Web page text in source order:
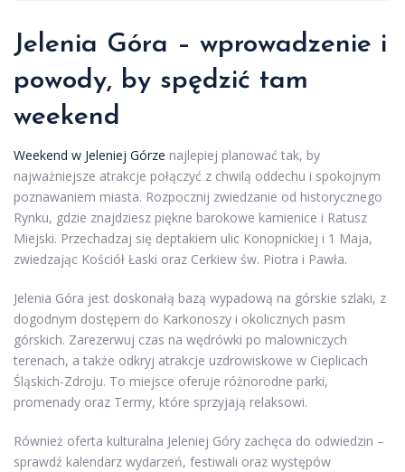
Jelenia Góra – wprowadzenie i
powody, by spędzić tam
weekend
Weekend w Jeleniej Górze najlepiej planować tak, by
najważniejsze atrakcje połączyć z chwilą oddechu i spokojnym
poznawaniem miasta. Rozpocznij zwiedzanie od historycznego
Rynku, gdzie znajdziesz piękne barokowe kamienice i Ratusz
Miejski. Przechadzaj się deptakiem ulic Konopnickiej i 1 Maja,
zwiedzając Kościół Łaski oraz Cerkiew św. Piotra i Pawła.
Jelenia Góra jest doskonałą bazą wypadową na górskie szlaki, z
dogodnym dostępem do Karkonoszy i okolicznych pasm
górskich. Zarezerwuj czas na wędrówki po malowniczych
terenach, a także odkryj atrakcje uzdrowiskowe w Cieplicach
Śląskich-Zdroju. To miejsce oferuje różnorodne parki,
promenady oraz Termy, które sprzyjają relaksowi.
Również oferta kulturalna Jeleniej Góry zachęca do odwiedzin –
sprawdź kalendarz wydarzeń, festiwali oraz występów